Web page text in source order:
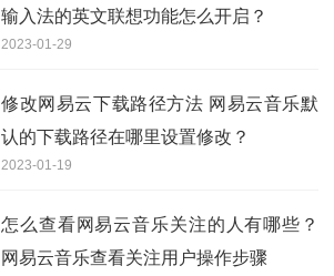
输入法的英文联想功能怎么开启？
2023-01-29
修改网易云下载路径方法 网易云音乐默
认的下载路径在哪里设置修改？
2023-01-19
怎么查看网易云音乐关注的人有哪些？
网易云音乐查看关注用户操作步骤